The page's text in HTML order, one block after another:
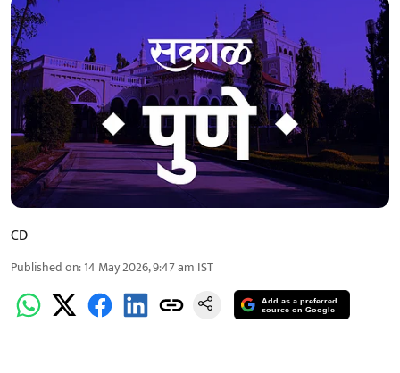
CD
Published on:14 May 2026, 9:47 am IST
Add as a preferred
source on Google